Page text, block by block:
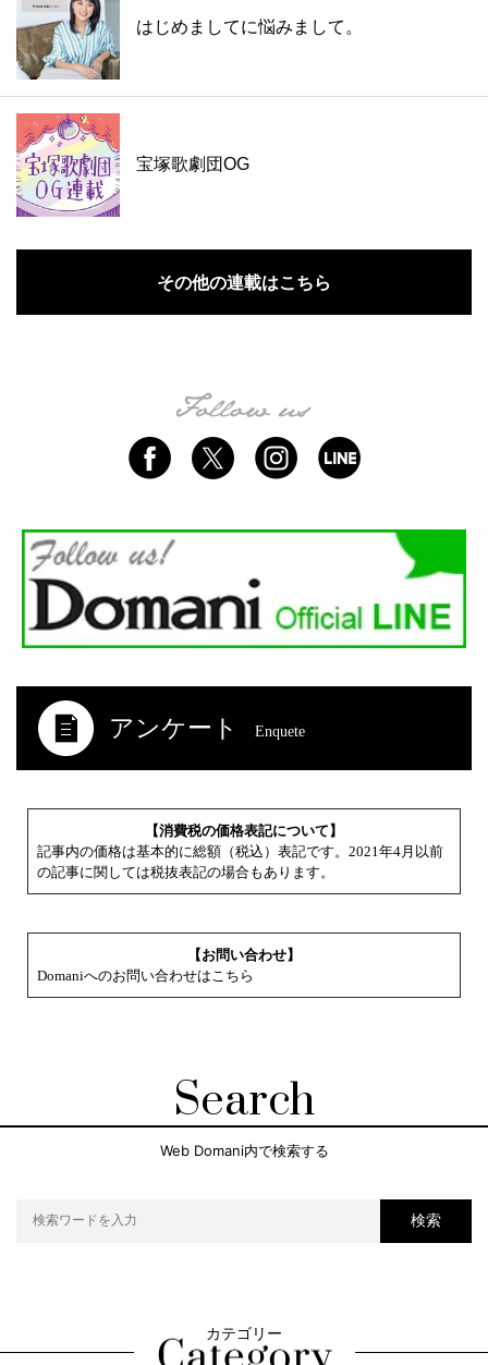
はじめましてに悩みまして。
宝塚歌劇団OG
その他の連載はこちら
アンケート Enquete
【消費税の価格表記について】
記事内の価格は基本的に総額（税込）表記です。2021年4月以前
の記事に関しては税抜表記の場合もあります。
【お問い合わせ】
Domaniへのお問い合わせはこちら
Search
Web Domani内で検索する
検索
カテゴリー